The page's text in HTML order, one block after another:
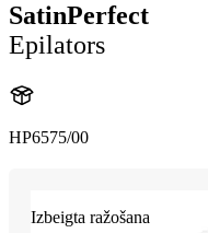
SatinPerfect
Epilators
HP6575/00
Izbeigta ražošana